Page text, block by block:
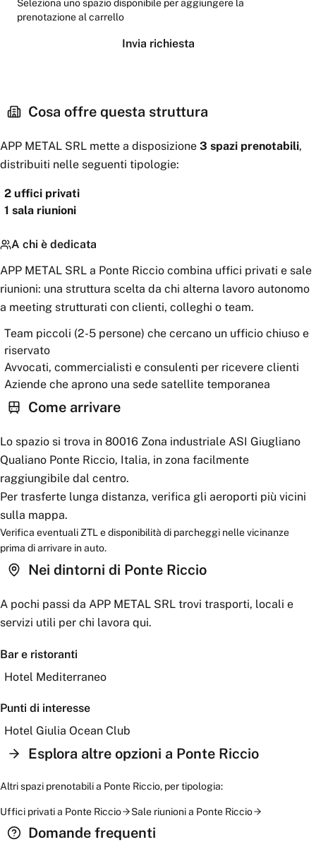
Cosa offre questa struttura
APP METAL SRL mette a disposizione 3 spazi prenotabili,
distribuiti nelle seguenti tipologie:
2 uffici privati
1 sala riunioni
A chi è dedicata
APP METAL SRL a Ponte Riccio combina uffici privati e sale
riunioni: una struttura scelta da chi alterna lavoro autonomo
a meeting strutturati con clienti, colleghi o team.
Team piccoli (2-5 persone) che cercano un ufficio chiuso e
riservato
Avvocati, commercialisti e consulenti per ricevere clienti
Aziende che aprono una sede satellite temporanea
Come arrivare
Lo spazio si trova in 80016 Zona industriale ASI Giugliano
Qualiano Ponte Riccio, Italia, in zona facilmente
raggiungibile dal centro.
Per trasferte lunga distanza, verifica gli aeroporti più vicini
sulla mappa.
Verifica eventuali ZTL e disponibilità di parcheggi nelle vicinanze
prima di arrivare in auto.
Nei dintorni di Ponte Riccio
A pochi passi da APP METAL SRL trovi trasporti, locali e
servizi utili per chi lavora qui.
Bar e ristoranti
Hotel Mediterraneo
Punti di interesse
Hotel Giulia Ocean Club
Esplora altre opzioni a Ponte Riccio
Altri spazi prenotabili a Ponte Riccio, per tipologia:
Uffici privatia Ponte Riccio Sale riunionia Ponte Riccio
Domande frequenti
Seleziona uno spazio disponibile per aggiungere la
prenotazione al carrello
Invia richiesta